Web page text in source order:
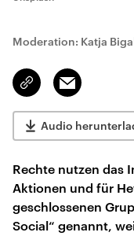
Moderation: Katja
Link
kopieren/teilen
Email
Audio
Rechte nutzen das
Aktionen und für
geschlossenen
Social“ genannt,